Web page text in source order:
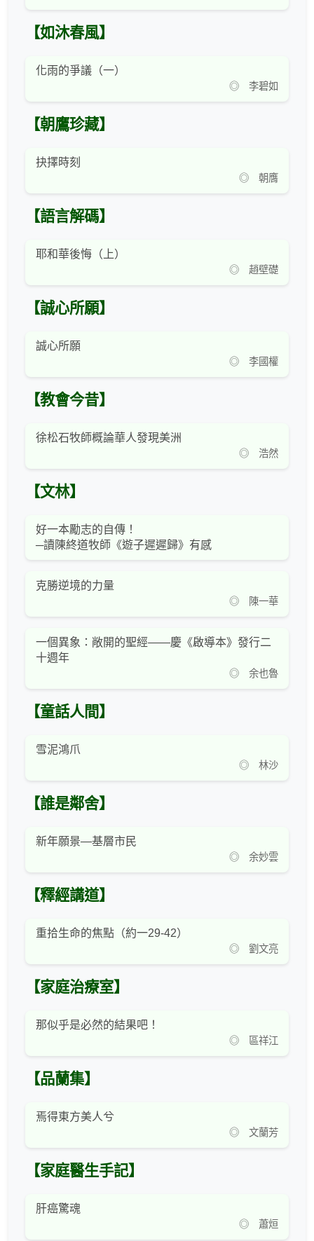
【如沐春風】
化雨的爭議（一）
◎ 李碧如
【朝鷹珍藏】
抉擇時刻
◎ 朝膺
【語言解碼】
耶和華後悔（上）
◎ 趙壁礎
【誠心所願】
誠心所願
◎ 李國權
【教會今昔】
徐松石牧師概論華人發現美洲
◎ 浩然
【文林】
好一本勵志的自傳！
─讀陳終道牧師《遊子遲遲歸》有感
克勝逆境的力量
◎ 陳一華
一個異象：敞開的聖經——慶《啟導本》發行二
十週年
◎ 余也魯
【童話人間】
雪泥鴻爪
◎ 林沙
【誰是鄰舍】
新年願景—基層市民
◎ 余妙雲
【釋經講道】
重拾生命的焦點（約一29-42）
◎ 劉文亮
【家庭治療室】
那似乎是必然的結果吧！
◎ 區祥江
【品蘭集】
焉得東方美人兮
◎ 文蘭芳
【家庭醫生手記】
肝癌驚魂
◎ 蕭烜